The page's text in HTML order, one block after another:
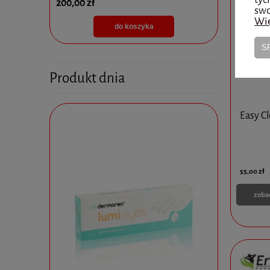
do koszyka
Produkt dnia
Easy
55,00 zł